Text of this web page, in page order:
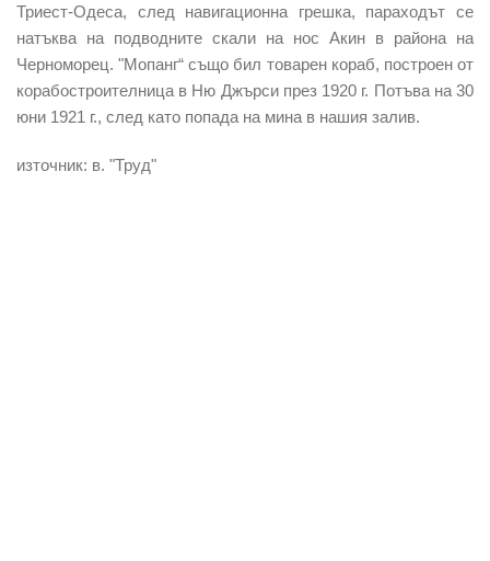
Триест-Одеса, след навигационна грешка, параходът се
натъква на подводните скали на нос Акин в района на
Черноморец. "Мопанг“ също бил товарен кораб, построен от
корабостроителница в Ню Джърси през 1920 г. Потъва на 30
юни 1921 г., след като попада на мина в нашия залив.
източник: в. "Труд"